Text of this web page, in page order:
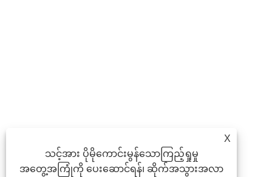
X
သင့်အား ပိုမိုကောင်းမွန်သောကြည့်ရှုမှု
အတွေ့အကြုံကို ပေးဆောင်ရန်၊ ဆိုက်အသွားအလာ